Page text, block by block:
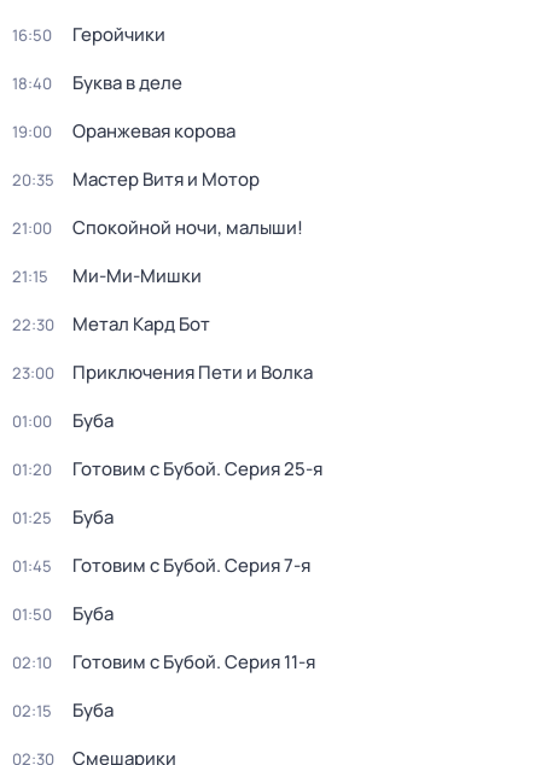
16:50 Геройчики
18:40 Буква в деле
19:00 Оранжевая корова
20:35 Мастер Витя и Мотор
21:00 Спокойной ночи, малыши!
21:15 Ми-Ми-Мишки
22:30 Метал Кард Бот
23:00 Приключения Пети и Волка
01:00 Буба
01:20 Готовим с Бубой. Серия 25-я
01:25 Буба
01:45 Готовим с Бубой. Серия 7-я
01:50 Буба
02:10 Готовим с Бубой. Серия 11-я
02:15 Буба
02:30 Смешарики